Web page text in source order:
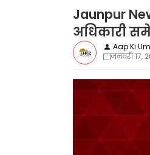
Jaunpur
अधिकारी
Aap Ki
जनवरी 17,